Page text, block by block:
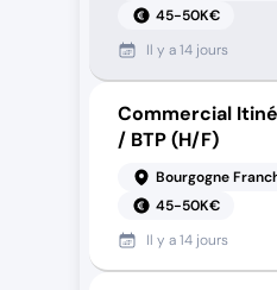
45-50K€
Il y a14 jours
Commercial
/ BTP (H/F)
Bourgogne
45-50K€
Il y a14 jours